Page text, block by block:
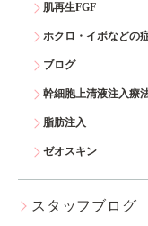
肌再生FGF
ホクロ・イボなどの
ブログ
幹細胞上清液注入療
脂肪注入
ゼオスキン
スタッフブログ